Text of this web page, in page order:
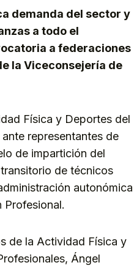
demanda del sector y
a todo el
a federaciones
la Viceconsejería de
Física y Deportes del
representantes de
de impartición del
de técnicos
autonómica
Profesional.
de la Actividad Física y
Ángel